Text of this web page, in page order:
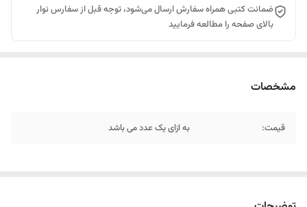
ضمانت کتبی همراه سفارش ارسال می‌شود، توجه قبل از سفارس نوار
بالای صفحه را مطالعه فرمایید
مشخصات
قیمت: به ازای یک عدد می باشد